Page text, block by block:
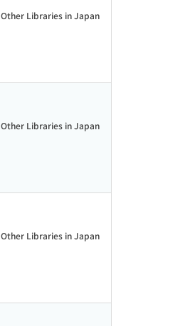
Other Libraries in Japan
Other Libraries in Japan
Other Libraries in Japan